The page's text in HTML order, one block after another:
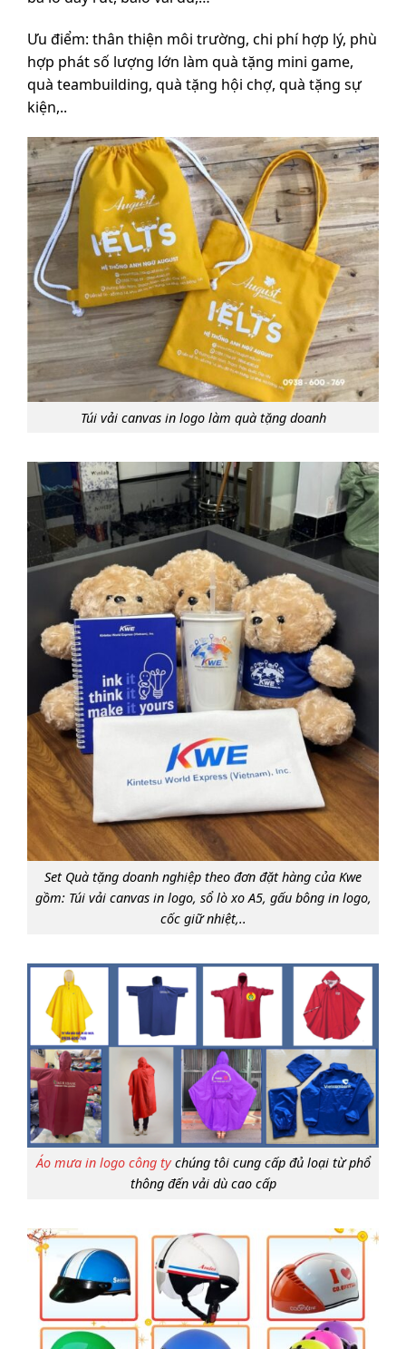
Ưu điểm: thân thiện môi trường, chi phí hợp lý, phù
hợp phát số lượng lớn làm quà tặng mini game,
quà teambuilding, quà tặng hội chợ, quà tặng sự
kiện,..
Túi vải canvas in logo làm quà tặng doanh
Set Quà tặng doanh nghiệp theo đơn đặt hàng của Kwe
gồm: Túi vải canvas in logo, sổ lò xo A5, gấu bông in logo,
cốc giữ nhiệt,..
Áo mưa in logo công tychúng tôi cung cấp đủ loại từ phổ
thông đến vải dù cao cấp